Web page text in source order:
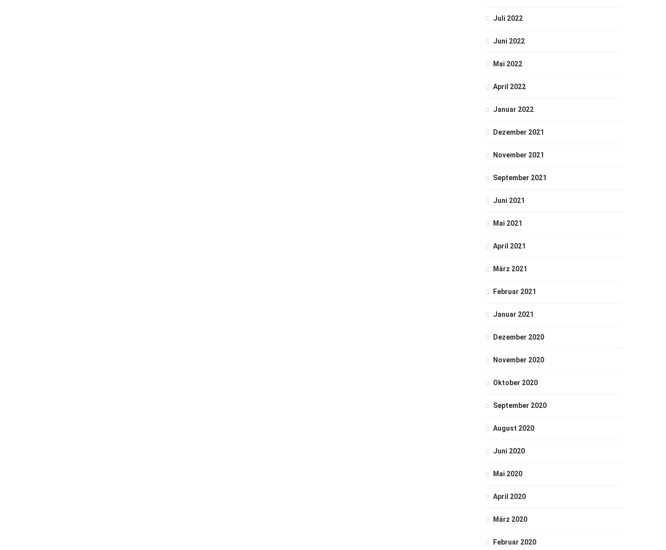
Juli 2022
Juni 2022
Mai 2022
April 2022
Januar 2022
Dezember 2021
November 2021
September 2021
Juni 2021
Mai 2021
April 2021
März 2021
Februar 2021
Januar 2021
Dezember 2020
November 2020
Oktober 2020
September 2020
August 2020
Juni 2020
Mai 2020
April 2020
März 2020
Februar 2020